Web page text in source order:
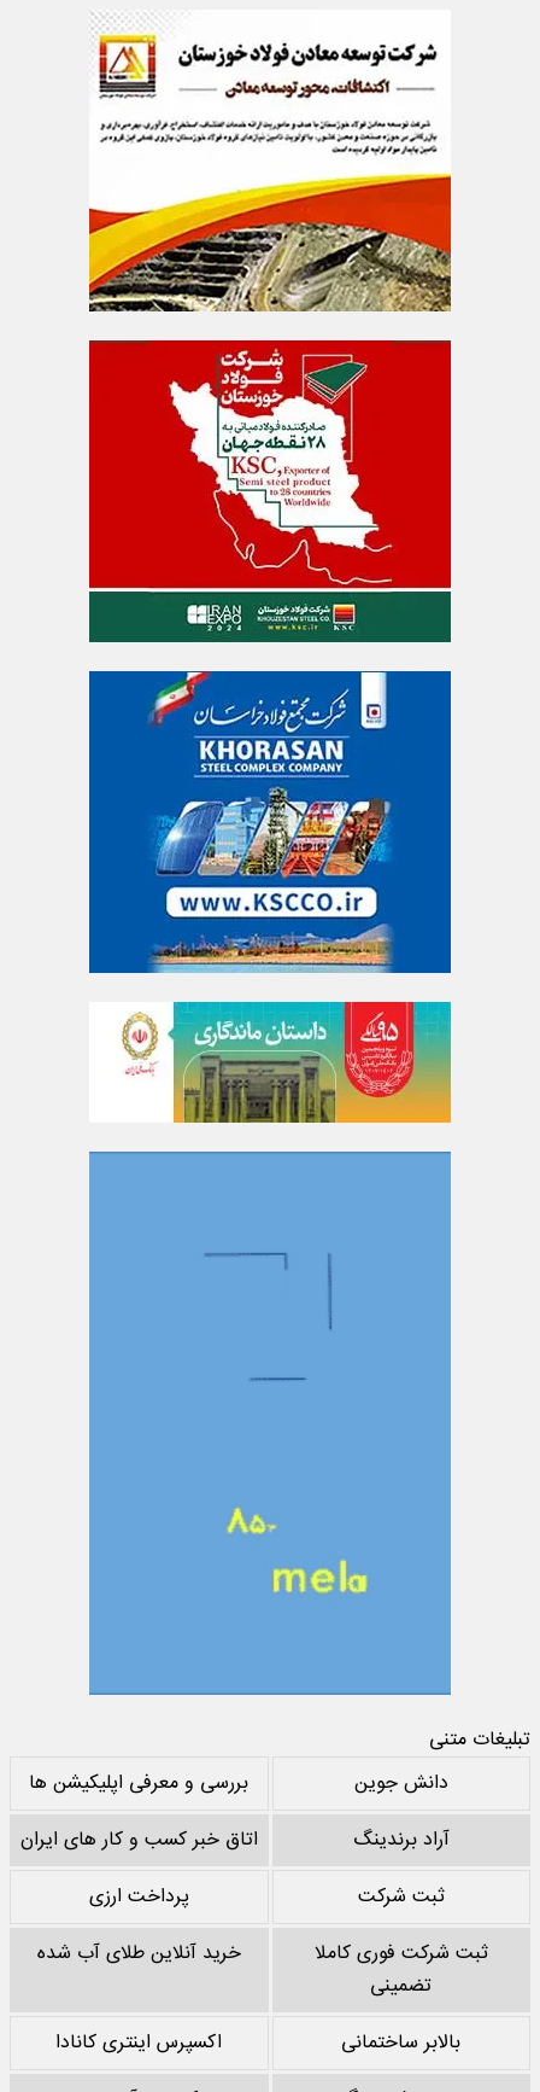
تبلیغات متنی
دانش جوین
بررسی و معرفی اپلیکیشن ها
آراد برندینگ
اتاق خبر کسب و کار های ایران
ثبت شرکت
پرداخت ارزی
ثبت شرکت فوری کاملا
تضمینی
خرید آنلاین طلای آب شده
بالابر ساختمانی
اکسپرس اینتری کانادا